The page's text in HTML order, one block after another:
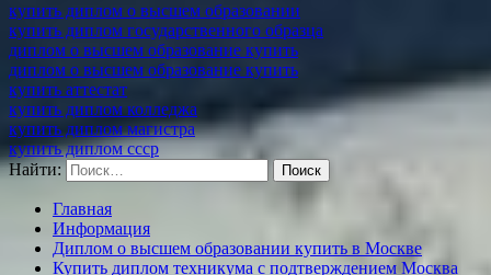
купить диплом о высшем образовании
купить диплом государственного образца
диплом о высшем образование купить
диплом о высшем образование купить
купить аттестат
купить диплом колледжа
купить диплом магистра
купить диплом ссср
Найти:
Главная
Информация
Диплом о высшем образовании купить в Москве
Купить диплом техникума с подтверждением Москва